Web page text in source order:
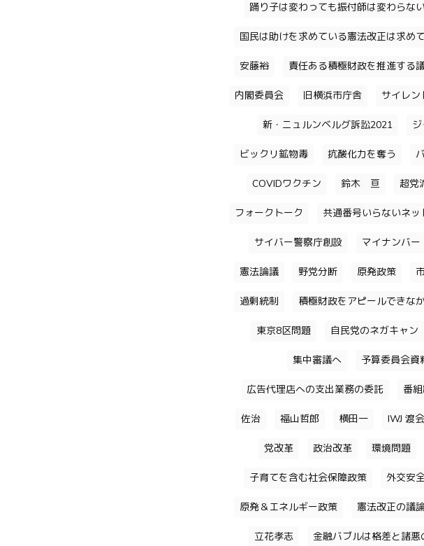
踊り子は変わっても振付師は変わらない
国民は助けを求めている憲法改正は求め
安藤裕 責任ある積極財政を推進する
内閣委員会 旧横浜市庁舎 サイレン
新・ニュルンベルグ訴訟2021
ビックリ鉱物毒 抗酸化力を奪う
COVIDワクチン 鈴木 亘 超党
フォークトーク 共通番号いらないネッ
サイバー警察庁創設 マイナンバー
憲法論議 野党分断 原発政策
過剰統制 積極財政をアピールできな
東京8区問題 自民党のネガキャン
集中審議へ 予算委員会資
広告代理店への支出業務の委託 番
佐治 福山哲郎 横田一 IWJ 渡会
党改革 政治改革 環境問題
子育てを含む社会保障政策 外交安
原発＆エネルギー政策 憲法改正の議
立花孝志 金融バブルは格差と諸悪